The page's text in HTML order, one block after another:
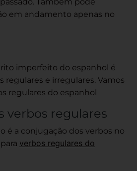
em andamento apenas no
imperfeito do espanhol é
regulares e irregulares. Vamos
regulares do espanhol
verbos regulares
é a conjugação dos verbos no
verbos regulares do